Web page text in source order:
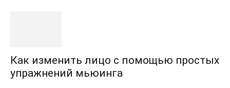
Как изменить лицо с помощью простых
упражнений мьюинга